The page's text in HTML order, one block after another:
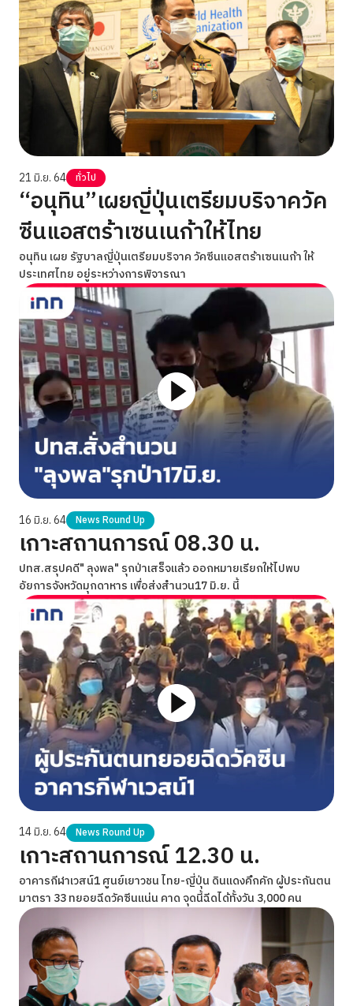
21 มิ.ย. 64 ทั่วไป
“อนุทิน”เผยญี่ปุ่นเตรียมบริจาควัค
ซีนแอสตร้าเซนเนก้าให้ไทย
อนุทิน เผย รัฐบาลญี่ปุ่นเตรียมบริจาค วัคซีนแอสตร้าเซนเนก้า ให้
ประเทศไทย อยู่ระหว่างการพิจารณา
16 มิ.ย. 64 News Round Up
เกาะสถานการณ์ 08.30 น.
ปทส.สรุปคดี" ลุงพล" รุกป่าเสร็จแล้ว ออกหมายเรียกให้ไปพบ
อัยการจังหวัดมุกดาหาร เพื่อส่งสำนวน17 มิ.ย. นี้
14 มิ.ย. 64 News Round Up
เกาะสถานการณ์ 12.30 น.
อาคารกีฬาเวสน์1 ศูนย์เยาวชน ไทย-ญี่ปุ่น ดินแดงคึกคัก ผู้ประกันตน
มาตรา 33 ทยอยฉีดวัคซีนแน่น คาด จุดนี้ฉีดได้ทั้งวัน 3,000 คน